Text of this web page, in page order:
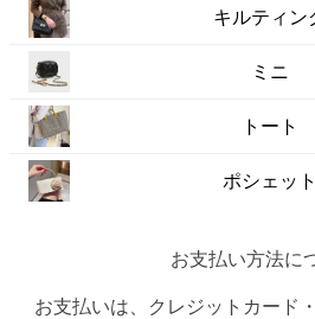
キルティン
ミニ
トート
ポシェット
お支払い方法に
お支払いは、クレジットカード